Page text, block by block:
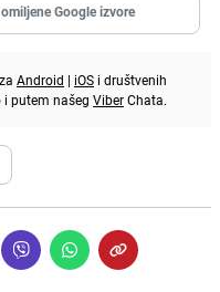
Google izvore
Android | iOS i društvenih
i putem našeg ViberChata.